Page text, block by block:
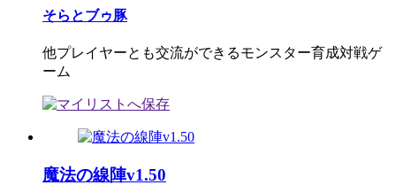
そらとブゥ豚
他プレイヤーとも交流ができるモンスター育成対戦ゲ
ーム
魔法の線陣v1.50